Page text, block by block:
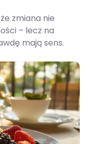
zmiana nie
– lecz na
mają sens.